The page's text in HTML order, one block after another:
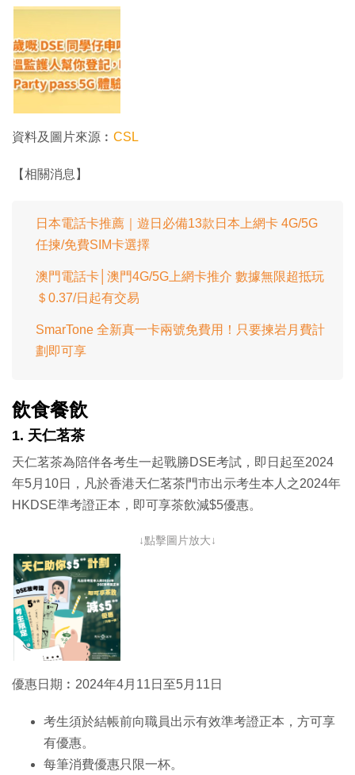
資料及圖片來源︰ CSL
【相關消息】
日本電話卡推薦｜遊日必備13款日本上網卡 4G/5G
任揀/免費SIM卡選擇
澳門電話卡│澳門4G/5G上網卡推介 數據無限超抵玩
＄0.37/日起有交易
SmarTone 全新真一卡兩號免費用！只要揀岩月費計
劃即可享
飲食餐飲
1. 天仁茗茶
天仁茗茶為陪伴各考生一起戰勝DSE考試，即日起至2024
年5月10日，凡於香港天仁茗茶門市出示考生本人之2024年
HKDSE準考證正本，即可享茶飲減$5優惠。
↓點擊圖片放大↓
優惠日期︰2024年4月11日至5月11日
考生須於結帳前向職員出示有效準考證正本，方可享
有優惠。
每筆消費優惠只限一杯。